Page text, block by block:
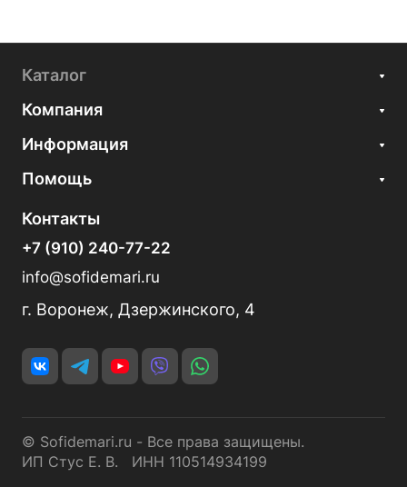
Каталог
Компания
Информация
Помощь
Контакты
+7 (910) 240-77-22
info@sofidemari.ru
г. Воронеж, Дзержинского, 4
© Sofidemari.ru - Все права защищены.
ИП Стус Е. В. ИНН 110514934199